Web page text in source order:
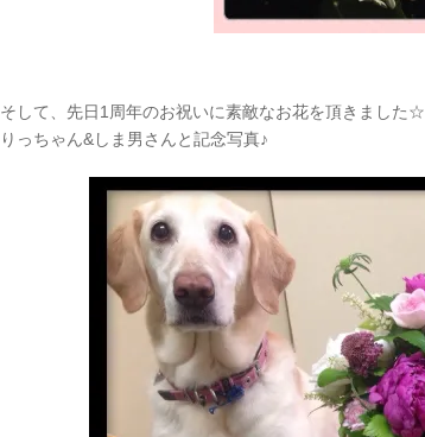
そして、先日1周年のお祝いに素敵なお花を頂きました☆
りっちゃん&しま男さんと記念写真♪